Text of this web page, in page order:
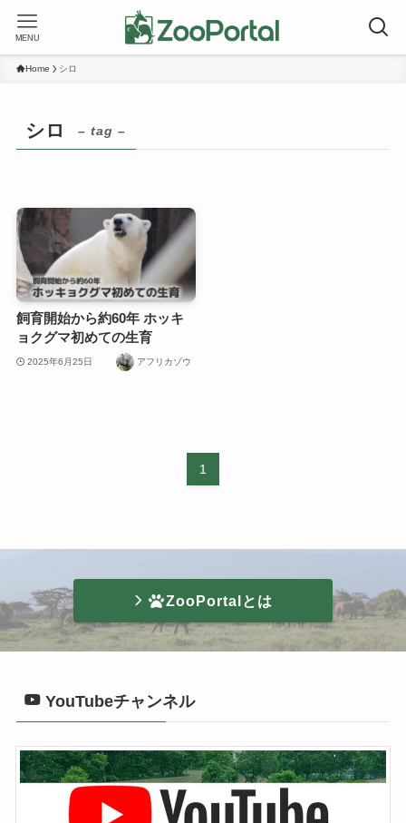
MENU
Home シロ
シロ – tag –
飼育開始から約60年 ホッキ
ョクグマ初めての生育
2025年6月25日 アフリカゾウ
1
ZooPortalとは
YouTubeチャンネル